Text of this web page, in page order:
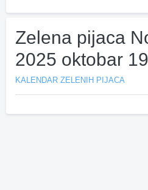
Zelena pijaca
2025 oktobar 19
KALENDAR ZELENIH PIJACA